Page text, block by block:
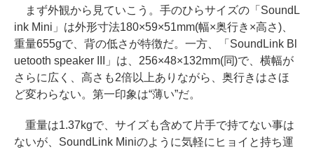
まず外観から見ていこう。手のひらサイズの「SoundL
ink Mini」は外形寸法180×59×51mm(幅×奥行き×高さ)、
重量655gで、背の低さが特徴だ。一方、「SoundLink Bl
uetooth speaker III」は、256×48×132mm(同)で、横幅が
さらに広く、高さも2倍以上ありながら、奥行きはさほ
ど変わらない。第一印象は“薄い”だ。
重量は1.37kgで、サイズも含めて片手で持てない事は
ないが、SoundLink Miniのように気軽にヒョイと持ち運